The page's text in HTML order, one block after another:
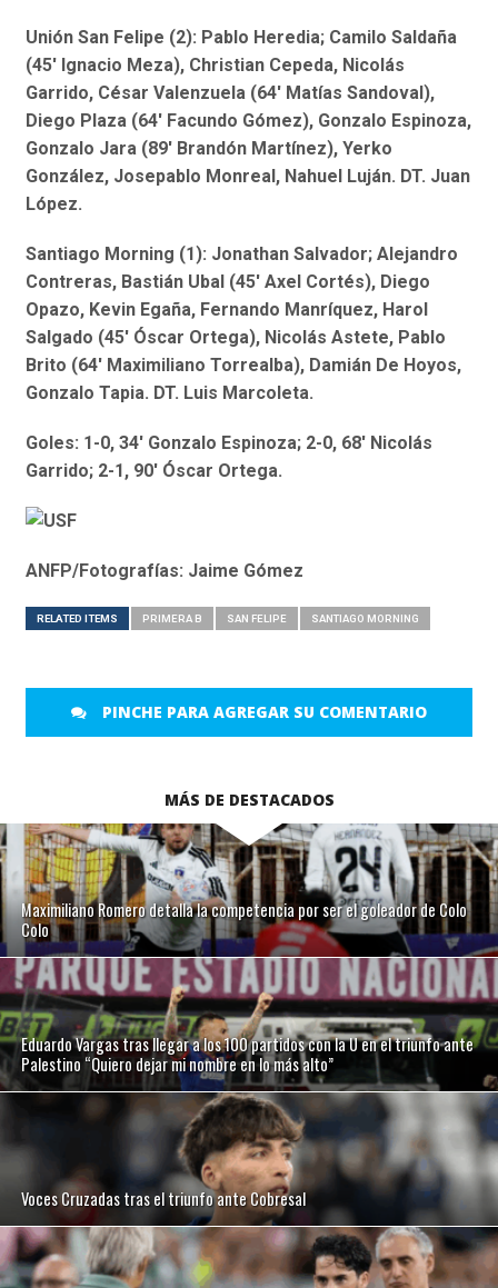
Unión San Felipe (2): Pablo Heredia; Camilo Saldaña
(45′ Ignacio Meza), Christian Cepeda, Nicolás
Garrido, César Valenzuela (64′ Matías Sandoval),
Diego Plaza (64′ Facundo Gómez), Gonzalo Espinoza,
Gonzalo Jara (89′ Brandón Martínez), Yerko
González, Josepablo Monreal, Nahuel Luján. DT. Juan
López.
Santiago Morning (1): Jonathan Salvador; Alejandro
Contreras, Bastián Ubal (45′ Axel Cortés), Diego
Opazo, Kevin Egaña, Fernando Manríquez, Harol
Salgado (45′ Óscar Ortega), Nicolás Astete, Pablo
Brito (64′ Maximiliano Torrealba), Damián De Hoyos,
Gonzalo Tapia. DT. Luis Marcoleta.
Goles: 1-0, 34′ Gonzalo Espinoza; 2-0, 68′ Nicolás
Garrido; 2-1, 90′ Óscar Ortega.
ANFP/Fotografías: Jaime Gómez
RELATED ITEMS PRIMERA B SAN FELIPE SANTIAGO MORNING
PINCHE PARA AGREGAR SU COMENTARIO
MÁS DE DESTACADOS
Maximiliano Romero detalla la competencia por ser el goleador de Colo
Colo
Eduardo Vargas tras llegar a los 100 partidos con la U en el triunfo ante
Palestino “Quiero dejar mi nombre en lo más alto”
Voces Cruzadas tras el triunfo ante Cobresal